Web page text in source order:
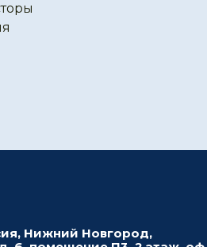
Нижний Новгород,